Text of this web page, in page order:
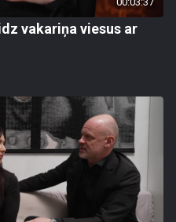
vakariņa viesus ar